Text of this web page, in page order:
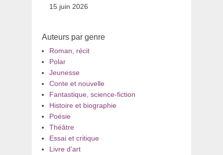
15 juin 2026
Auteurs par genre
Roman, récit
Polar
Jeunesse
Conte et nouvelle
Fantastique, science-fiction
Histoire et biographie
Poésie
Théâtre
Essai et critique
Livre d’art